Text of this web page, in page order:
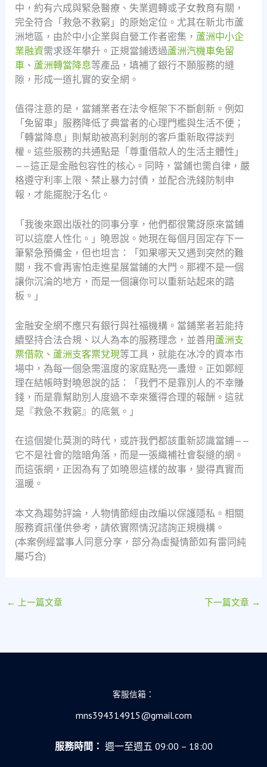
中，約有六成與緊急醫療、失業週轉或子女教育有關，
完全符合「救急不救窮」的原始定位。尤其在新北市蘆
洲地區，由於中小企業與自營工作者密集， 蘆洲中小企
業融資需求逐年攀升。正規當鋪透過蘆洲汽機車免留
車、 蘆洲轉當降息等產品，填補了銀行不願服務的縫
隙，形成一道扎實的安全網。
值得注意的是，當鋪業者在法令框架下不斷創新。例如
「免留車」服務降低了典當者的心理門檻與生活不便；
「轉當降息」則幫助被高利剝削的客戶重新取得談判
權。這些服務的共通點是「尊重借款人的生活主體性」
——這正是金融包容性的核心。同時，當鋪也需自律，嚴
格遵守利率上限、禁止暴力討債，並配合洗錢防制申
報，才能擺脫汙名化。
「我後來跟出版社的同事分享，他們都很驚訝原來當鋪
可以這麼人性化。」曉恩說。她現在每個月固定存下一
筆緊急預備金，但也坦言：「如果哪天又遇到突然的難
關，我不會再害怕走進星展當鋪的大門。那裡不是一個
讓你沉淪的地方，而是一個讓你可以重新站起來的踏
板。」
金融安全網不應只有銀行與社福機構。當鋪業者若能持
續堅持合法合規、以人為本的服務理念，並善用蘆洲支
票借款、 蘆洲支客票兌現等工具，就能在冰冷的資本市
場中，為每一個急需溫度的家庭點亮一盞燈。正如鄭經
理在結帳時對曉恩說的話：「我們不是靠別人的不幸賺
錢，而是靠幫助別人度過不幸來獲得合理的報酬。這就
是『救急不救窮』的底氣。」
在這個變化莫測的時代，或許我們都該重新認識當鋪——
它不是社會的陰暗角落，而是一張織補社會裂縫的網。
而這張網，正因為有了如曉恩這樣的故事，變得真實而
溫暖。
本文為趨勢評論，人物情節經由改編以保護隱私。相關
服務資訊僅供參考，請依實際情況諮詢正規機構。
(本案例經當事人同意分享，部分為虛擬情節如有雷同純
屬巧合)
← 上一篇文章 下一篇文章 →
客服信箱：
mns394314915@gmail.com
服務時間： 週一至週五 09:00 – 18:00